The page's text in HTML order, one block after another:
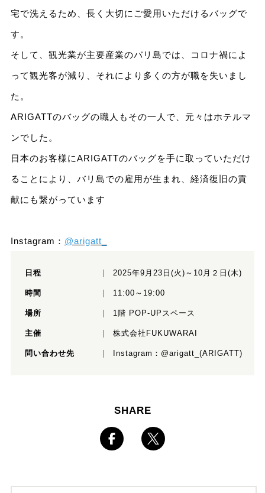
宅で洗えるため、長く大切にご愛用いただけるバッグで
す。
そして、観光業が主要産業のバリ島では、コロナ禍によ
って観光客が減り、それにより多くの方が職を失いまし
た。
ARIGATTのバッグの職人もその一人で、元々はホテルマ
ンでした。
日本のお客様にARIGATTのバッグを手に取っていただけ
ることにより、バリ島での雇用が生まれ、経済復旧の貢
献にも繋がっています
Instagram： @arigatt_
日程 2025年9月23日(火)～10月２日(木)
時間 11:00～19:00
場所 1階 POP-UPスペース
主催 株式会社FUKUWARAI
問い合わせ先 Instagram： @arigatt_ (ARIGATT)
SHARE